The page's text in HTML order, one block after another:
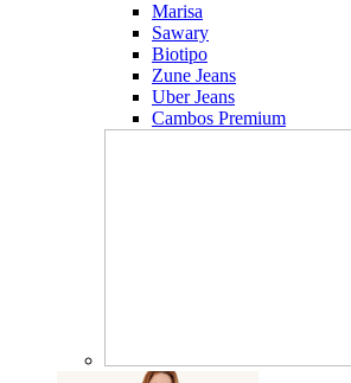
Marisa
Sawary
Biotipo
Zune Jeans
Uber Jeans
Cambos Premium